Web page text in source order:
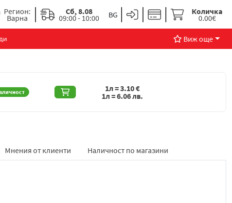
Регион:
Варна
Сб, 8.08
09:00 - 10:00
Количка
0.00€
Виж още
1л =3.10€
1л =6.06лв.
Мнения от клиенти Наличност по магазини